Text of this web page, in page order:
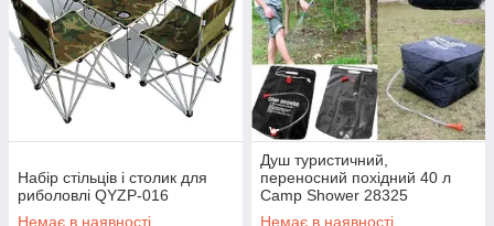
Набір стільців і столик для
риболовлі QYZP-016
Немає в наявності
Душ туристичний,
переносний похідний 40 л
Camp Shower 28325
Немає в наявності